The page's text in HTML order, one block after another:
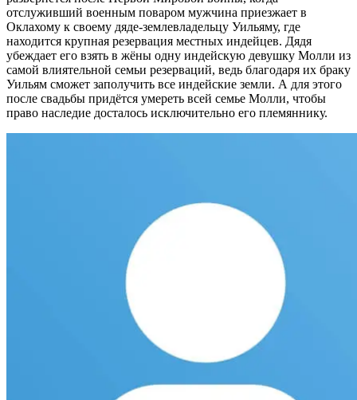
отслуживший военным поваром мужчина приезжает в
Оклахому к своему дяде-землевладельцу Уильяму, где
находится крупная резервация местных индейцев. Дядя
убеждает его взять в жёны одну индейскую девушку Молли из
самой влиятельной семьи резерваций, ведь благодаря их браку
Уильям сможет заполучить все индейские земли. А для этого
после свадьбы придётся умереть всей семье Молли, чтобы
право наследие досталось исключительно его племяннику.